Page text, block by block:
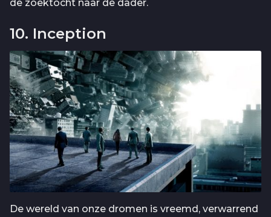
de zoektocht naar de dader.
10. Inception
De wereld van onze dromen is vreemd, verwarrend